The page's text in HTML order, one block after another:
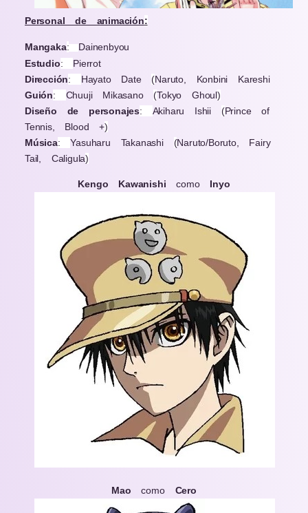
Personal de animación:
Mangaka:
Dainenbyou
Estudio: Pierrot
Dirección: Hayato Date(Naruto, Konbini Kareshi
Guión: Chuuji Mikasano(Tokyo Ghoul)
Diseño de personajes: Akiharu Ishii (Prince of
Tennis, Blood +)
Música:Yasuharu Takanashi (Naruto/Boruto, Fairy
Tail, Caligula)
Kengo Kawanishi como Inyo
Mao como Cero